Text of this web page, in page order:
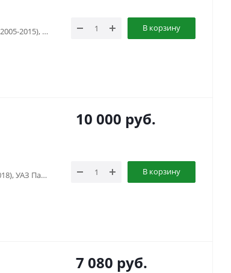
УАЗ Барс, УАЗ Буханка (1958-...) , УАЗ Патриот (2005-2015), УАЗ Патриот (2015-2018), УАЗ Патриот (2019-...), УАЗ Патриот пикап (2008-...), УАЗ Симбир (2000-2005), УАЗ Фермер , УАЗ Хантер (2003-...), УАЗ-3151 В корзину
УАЗ Патриот (2005-2015), УАЗ Патриот (2015-2018), УАЗ Патриот (2019-...), УАЗ Патриот пикап (2008-...), УАЗ Хантер (2003-...)
10 000 руб.
В корзину
7 080 руб.